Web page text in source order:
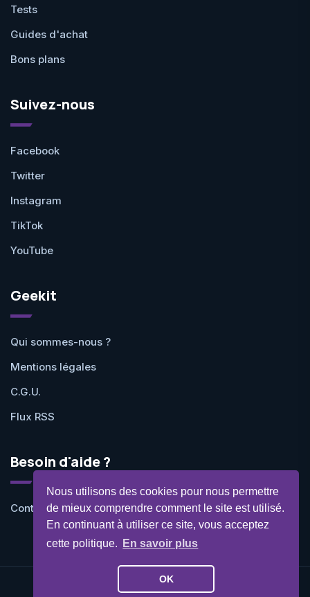
Nous utilisons des cookies pour nous permettre
de mieux comprendre comment le site est utilisé.
En continuant à utiliser ce site, vous acceptez
cette politique.
En savoir plus
OK
Tests
Guides d'achat
Bons plans
Suivez-nous
Facebook
Twitter
Instagram
TikTok
YouTube
Geekit
Qui sommes-nous ?
Mentions légales
C.G.U.
Flux RSS
Besoin d'aide ?
Contactez-nous
©Geekit 2026 - Tous droits réservés